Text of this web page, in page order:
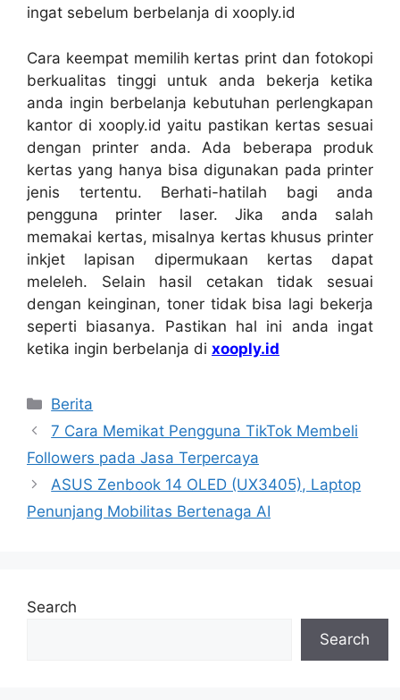
ingat sebelum berbelanja di xooply.id
Cara keempat memilih kertas print dan fotokopi
berkualitas tinggi untuk anda bekerja ketika
anda ingin berbelanja kebutuhan perlengkapan
kantor di xooply.id yaitu pastikan kertas sesuai
dengan printer anda. Ada beberapa produk
kertas yang hanya bisa digunakan pada printer
jenis tertentu. Berhati-hatilah bagi anda
pengguna printer laser. Jika anda salah
memakai kertas, misalnya kertas khusus printer
inkjet lapisan dipermukaan kertas dapat
meleleh. Selain hasil cetakan tidak sesuai
dengan keinginan, toner tidak bisa lagi bekerja
seperti biasanya. Pastikan hal ini anda ingat
ketika ingin berbelanja di xooply.id
Categories
Berita
7 Cara Memikat Pengguna TikTok Membeli
Followers pada Jasa Terpercaya
ASUS Zenbook 14 OLED (UX3405), Laptop
Penunjang Mobilitas Bertenaga AI
Search
Search